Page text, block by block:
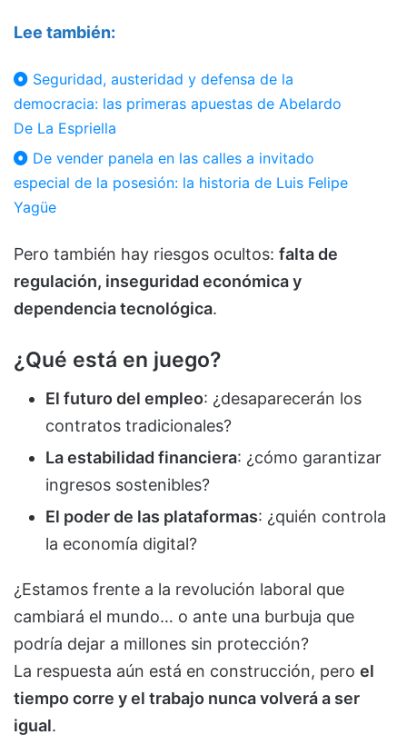
Lee también:
Seguridad, austeridad y defensa de la
democracia: las primeras apuestas de Abelardo
De La Espriella
De vender panela en las calles a invitado
especial de la posesión: la historia de Luis Felipe
Yagüe
Pero también hay riesgos ocultos: falta de
regulación, inseguridad económica y
dependencia tecnológica.
¿Qué está en juego?
El futuro del empleo: ¿desaparecerán los
contratos tradicionales?
La estabilidad financiera: ¿cómo garantizar
ingresos sostenibles?
El poder de las plataformas: ¿quién controla
la economía digital?
¿Estamos frente a la revolución laboral que
cambiará el mundo… o ante una burbuja que
podría dejar a millones sin protección?
La respuesta aún está en construcción, pero el
tiempo corre y el trabajo nunca volverá a ser
igual.